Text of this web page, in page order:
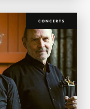
CONCERTS